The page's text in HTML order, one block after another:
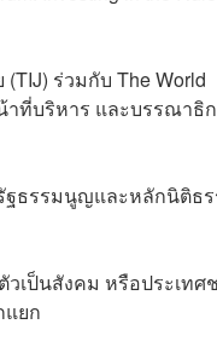
ร่วมกับ The World
าที่บริหาร และบรรณาธิ
ฐธรรมนูญและหลักนิติธ
เป็นสังคม หรือประเทศ
แยก